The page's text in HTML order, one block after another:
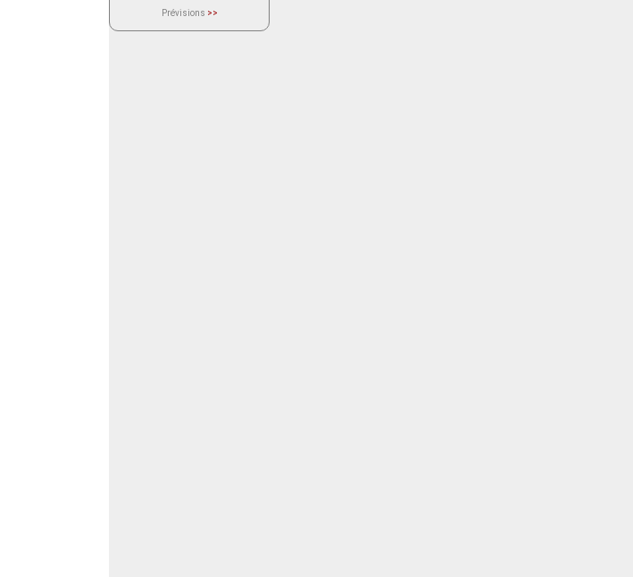
Prévisions >>
actuellement aucune prévision